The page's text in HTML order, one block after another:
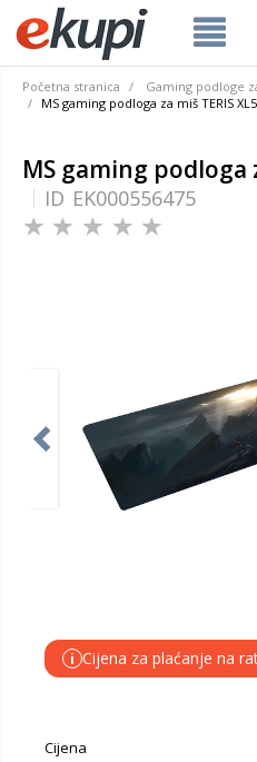
Početna stranica
Gaming podloge
MS gaming podloga za miš TERIS
MS gaming podloga
ID EK000556475
i Cijena za plaćanje na
Cijena